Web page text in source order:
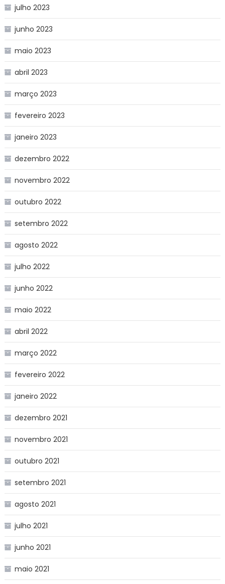
julho 2023
junho 2023
maio 2023
abril 2023
março 2023
fevereiro 2023
janeiro 2023
dezembro 2022
novembro 2022
outubro 2022
setembro 2022
agosto 2022
julho 2022
junho 2022
maio 2022
abril 2022
março 2022
fevereiro 2022
janeiro 2022
dezembro 2021
novembro 2021
outubro 2021
setembro 2021
agosto 2021
julho 2021
junho 2021
maio 2021